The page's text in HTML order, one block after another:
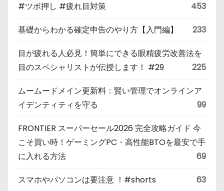
#ツボ押し #疲れ目対策
453
基礎からわかる確定申告のやり方【入門編】 233
目が疲れる人必見！簡単にできる眼精疲労改善法を
目のスペシャリストが伝授します！ #29
225
ムームードメイン更新料：賢い管理でオンラインア
イデンティティを守る
99
FRONTIER スーパーセール2026 完全攻略ガイド 今
こそ買い時！ゲーミングPC・高性能BTOを最安で手
に入れる方法
69
スマホやパソコンは要注意 ！#shorts 63